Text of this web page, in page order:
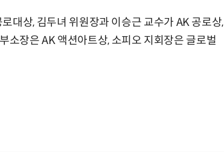
대상, 김두녀 위원장과 이승근 교수가 AK 공로상,
소장은 AK 액션아트상, 소피오 지회장은 글로벌